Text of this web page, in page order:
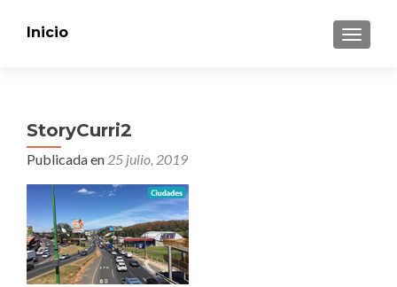
Inicio
StoryCurri2
Publicada en 25 julio, 2019